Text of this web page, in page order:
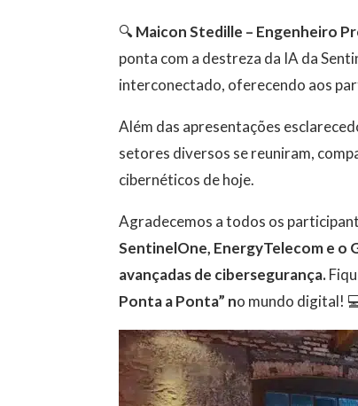
🔍Maicon Stedille – Engenheiro
ponta com a destreza da IA da
interconectado, oferecendo aos
Além das apresentações
setores diversos se reuniram,
cibernéticos de hoje.
Agradecemos a todos os
SentinelOne, EnergyTelecom e o
avançadas de cibersegurança.
Ponta a Ponta” no mundo digital!